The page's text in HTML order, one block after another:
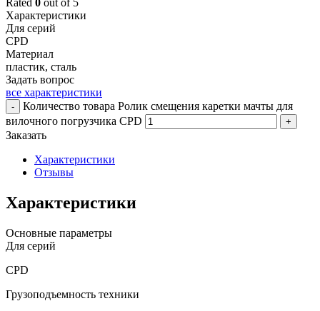
Характеристики
Для серий
CPD
Материал
пластик, сталь
Задать вопрос
все характеристики
-
Количество товара Ролик смещения каретки мачты для
вилочного погрузчика CPD
+
Заказать
Характеристики
Отзывы
Характеристики
Основные параметры
Для серий
CPD
Грузоподъемность техники